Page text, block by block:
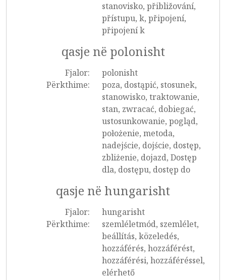
stanovisko, přibližování,
přístupu, k, připojení,
připojení k
qasje në polonisht
Fjalor:
polonisht
Përkthime:
poza, dostąpić, stosunek,
stanowisko, traktowanie,
stan, zwracać, dobiegać,
ustosunkowanie, pogląd,
położenie, metoda,
nadejście, dojście, dostęp,
zbliżenie, dojazd, Dostęp
dla, dostępu, dostęp do
qasje në hungarisht
Fjalor:
hungarisht
Përkthime:
szemléletmód, szemlélet,
beállítás, közeledés,
hozzáférés, hozzáférést,
hozzáférési, hozzáféréssel,
elérhető